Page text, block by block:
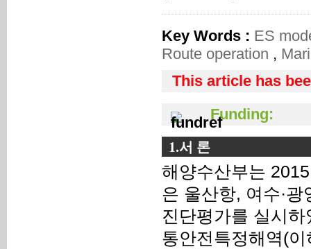
Key Words : ES
Route operation ,
This article has
Funding:
1.서 론
해양수산부는
은 울산항, 여수·
진단평가를 실시
통안전특정해역(